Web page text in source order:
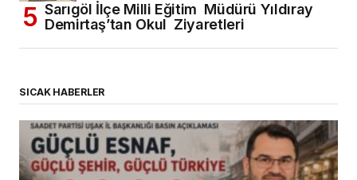
Sarıgöl İlçe Milli Eğitim Müdürü Yıldıray
Demirtaş’tan Okul Ziyaretleri
SICAK HABERLER